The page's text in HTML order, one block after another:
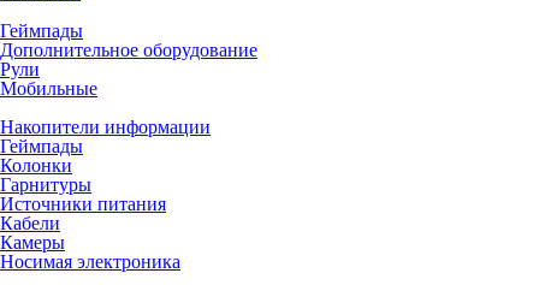
Геймпады
Дополнительное оборудование
Рули
Мобильные
Накопители информации
Геймпады
Колонки
Гарнитуры
Источники питания
Кабели
Камеры
Носимая электроника